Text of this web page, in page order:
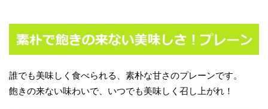
誰でも美味しく食べられる、素朴な甘さのプレーンです。
飽きの来ない味わいで、いつでも美味しく召し上がれ！